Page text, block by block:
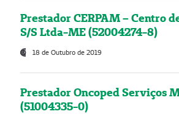
Prestador CERPAM – Centro
S/S Ltda-ME (52004274-8)
18 de Outubro de 2019
Prestador Oncoped Serviços
(51004335-0)